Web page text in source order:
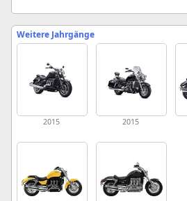
Weitere Jahrgänge
2015 2015